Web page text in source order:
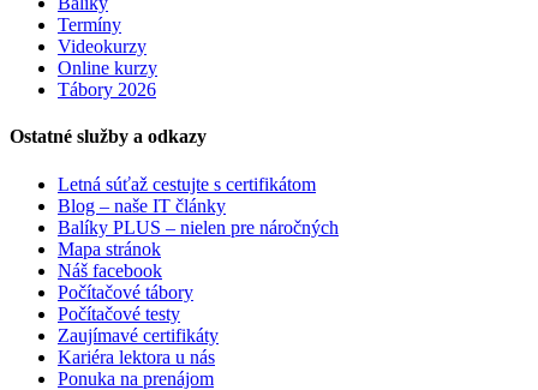
Termíny
Videokurzy
Online kurzy
Tábory 2026
Ostatné služby a odkazy
Letná súťaž cestujte s certifikátom
Blog – naše IT články
Balíky PLUS – nielen pre náročných
Mapa stránok
Náš facebook
Počítačové tábory
Počítačové testy
Zaujímavé certifikáty
Kariéra lektora u nás
Ponuka na prenájom